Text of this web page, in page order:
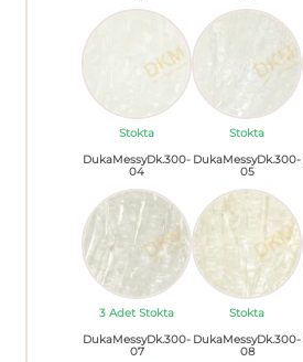
Stokta Stokta
DukaMessyDk.300-
04
3 Adet Stokta
DukaMessyDk.300-
05
Stokta
DukaMessyDk.300-
07
DukaMessyDk.300-
08